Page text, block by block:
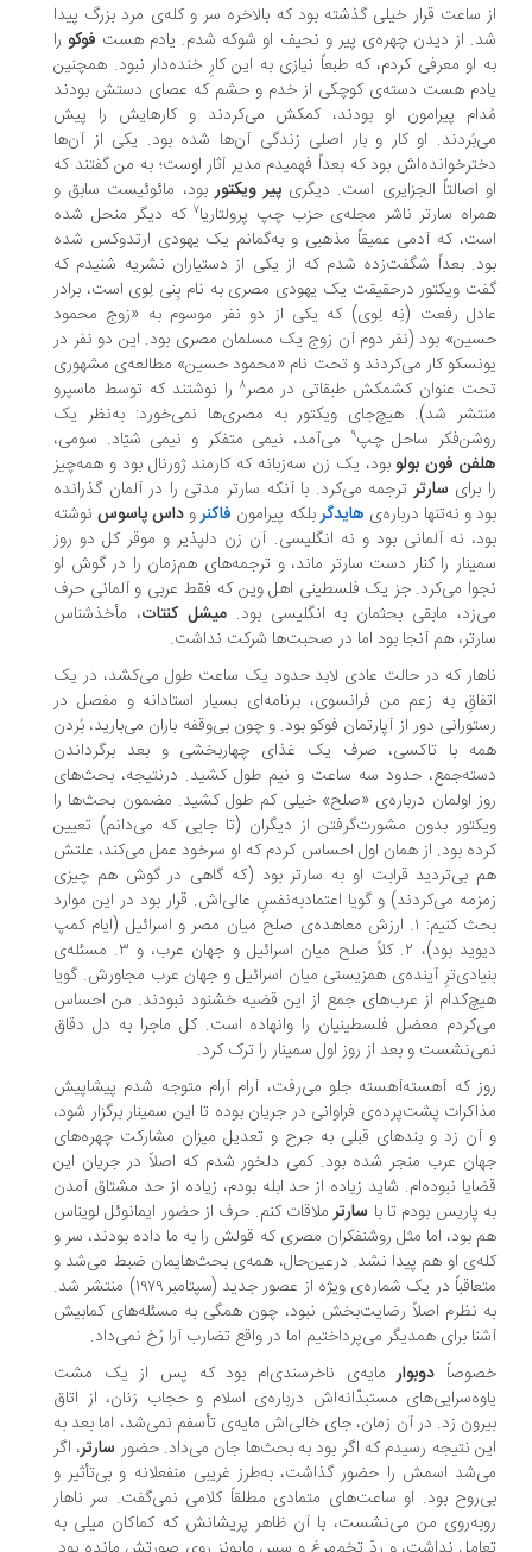
ساعت قرار خیلی گذشته بود که بالاخره سر و کله‌ی مرد بزرگ پیدا
از دیدن چهره‌ی پیر و نحیف او شوکه شدم. یادم هست فوکورا
او معرفی کردم، که طبعاً نیازی به این کارِ خنده‌دار نبود. همچنین
هست دسته‌ی کوچکی از خدم و حشم که عصای دستش بودند
پیرامون او بودند، کمکش می‌کردند و کارهایش را پیش
او کار و بار اصلی زندگی آن‌ها شده بود. یکی از آن‌ها
بود که بعداً فهمیدم مدیر آثار اوست؛ به من گفتند که
اصالتاً الجزایری است. دیگریپیر ویکتور بود، مائوئیست سابق و
سارتر ناشر مجله‌ی حزب چپ پرولتاریا که دیگر منحل شده
که آدمی عمیقاً مذهبی و به‌گمانم یک یهودی ارتدوکس شده
بعداً شگفت‌زده شدم که از یکی از دستیاران نشریه شنیدم که
ویکتور درحقیقت یک یهودی مصری به نام بِنی لِوی است، برادر
رفعت (نِه لِوی) که یکی از دو نفر موسوم به «زوج محمود
بود (نفر دوم آن زوج یک مسلمان مصری بود. این دو نفر در
کار می‌کردند و تحت نام «محمود حسین» مطالعه‌ی مشهوری
عنوان کشمکش طبقاتی در مصر۸را نوشتند که توسط ماسپرو
شد). هیچ‌جای ویکتور به مصری‌ها نمی‌خورد: به‌نظر یک
ساحل چپ۹ می‌آمد، نیمی متفکر و نیمی شیّاد. سومی،
فون بولوبود، یک زن سه‌زبانه که کارمند ژورنال بود و همه‌چیز
برایسارترترجمه می‌کرد. با آنکه سارتر مدتی را در آلمان گذرانده
و نه‌تنها درباره‌یهایدگر بلکه پیرامونفاکنروداس پاسوسنوشته
نه آلمانی بود و نه انگلیسی. آن زن دلپذیر و موقر کل دو روز
را کنار دست سارتر ماند، و ترجمه‌های هم‌زمان را در گوش او
می‌کرد. جز یک فلسطینی اهل وین که فقط عربی و آلمانی حرف
مابقی بحثمان به انگلیسی بود. میشل کنتات ، مأخذشناس
هم آنجا بود اما در صحبت‌ها شرکت نداشت.
که در حالت عادی لابد حدود یک ساعت طول می‌کشد، در یک
به زعم من فرانسوی، برنامه‌ای بسیار استادانه و مفصل در
دور از آپارتمان فوکو بود. و چون بی‌وقفه باران می‌بارید، بُردن
با تاکسی، صرف یک غذای چهاربخشی و بعد برگرداندن
حدود سه ساعت و نیم طول کشید. درنتیجه، بحث‌های
اولمان درباره‌ی «صلح» خیلی کم طول کشید. مضمون بحث‌ها را
بدون مشورت‌گرفتن از دیگران (تا جایی که می‌دانم) تعیین
بود. از همان اول احساس کردم که او سرخود عمل می‌کند، علتش
بی‌تردید قرابت او به سارتر بود (که گاهی در گوش هم چیزی
می‌کردند) و گویا اعتمادبه‌نفسِ عالی‌اش. قرار بود در این موارد
بحث کنیم: ۱. ارزش معاهده‌ی صلح میان مصر و اسرائیل (ایام کمپ
دیوید بود)، ۲. کلاً صلح میان اسرائیل و جهان عرب، و ۳. مسئله‌ی
آینده‌ی همزیستی میان اسرائیل و جهان عرب مجاورش. گویا
از عرب‌های جمع از این قضیه خشنود نبودند. من احساس
معضل فلسطینیان را وانهاده است. کل ماجرا به دل دقاق
و بعد از روز اول سمینار را ترک کرد.
که آهسته‌آهسته جلو می‌رفت، آرام آرام متوجه شدم پیشاپیش
پشت‌پرده‌ی فراوانی در جریان بوده تا این سمینار برگزار شود،
زد و بندهای قبلی به جرح و تعدیل میزان مشارکت چهره‌های
عرب منجر شده بود. کمی دلخور شدم که اصلاً در جریان این
نبوده‌ام. شاید زیاده از حد ابله بودم، زیاده از حد مشتاق آمدن
پاریس بودم تا باسارترملاقات کنم. حرف از حضور ایمانوئل لویناس
بود، اما مثل روشنفکران مصری که قولش را به ما داده بودند، سر و
او هم پیدا نشد. درعین‌حال، همه‌ی بحث‌هایمان ضبط می‌شد و
متعاقباً در یک شماره‌ی ویژه از عصور جدید (سپتامبر ۱۹۷۹) منتشر شد.
نظرم اصلاً رضایت‌بخش نبود، چون همگی به مسئله‌های کمابیش
برای همدیگر می‌پرداختیم اما در واقع تضارب آرا رُخ نمی‌داد.
دوبوار مایه‌ی ناخرسندی‌ام بود که پس از یک مشت
مستبدّانه‌اش درباره‌ی اسلام و حجاب زنان، از اتاق
زد. در آن زمان، جای خالی‌اش مایه‌ی تأسفم نمی‌شد، اما بعد به
نتیجه رسیدم که اگر بود به بحث‌ها جان می‌داد. حضور سارتر، اگر
اسمش را حضور گذاشت، به‌طرز غریبی منفعلانه و بی‌تأثیر و
بود. او ساعت‌های متمادی مطلقاً کلامی نمی‌گفت. سر ناهار
من می‌نشست، با آن ظاهر پریشانش که کماکان میلی به